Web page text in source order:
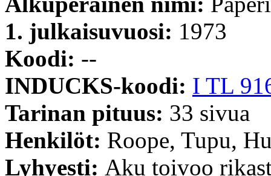
1. julkaisuvuosi: 1973
Koodi: --
INDUCKS-koodi: I TL
Tarinan pituus: 33 sivua
Henkilöt: Roope, Tupu,
Lyhyesti: Aku toivoo